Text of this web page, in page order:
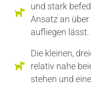
und stark
Ansatz an
aufliegen lässt.
Die kleinen,
relativ nahe
stehen und